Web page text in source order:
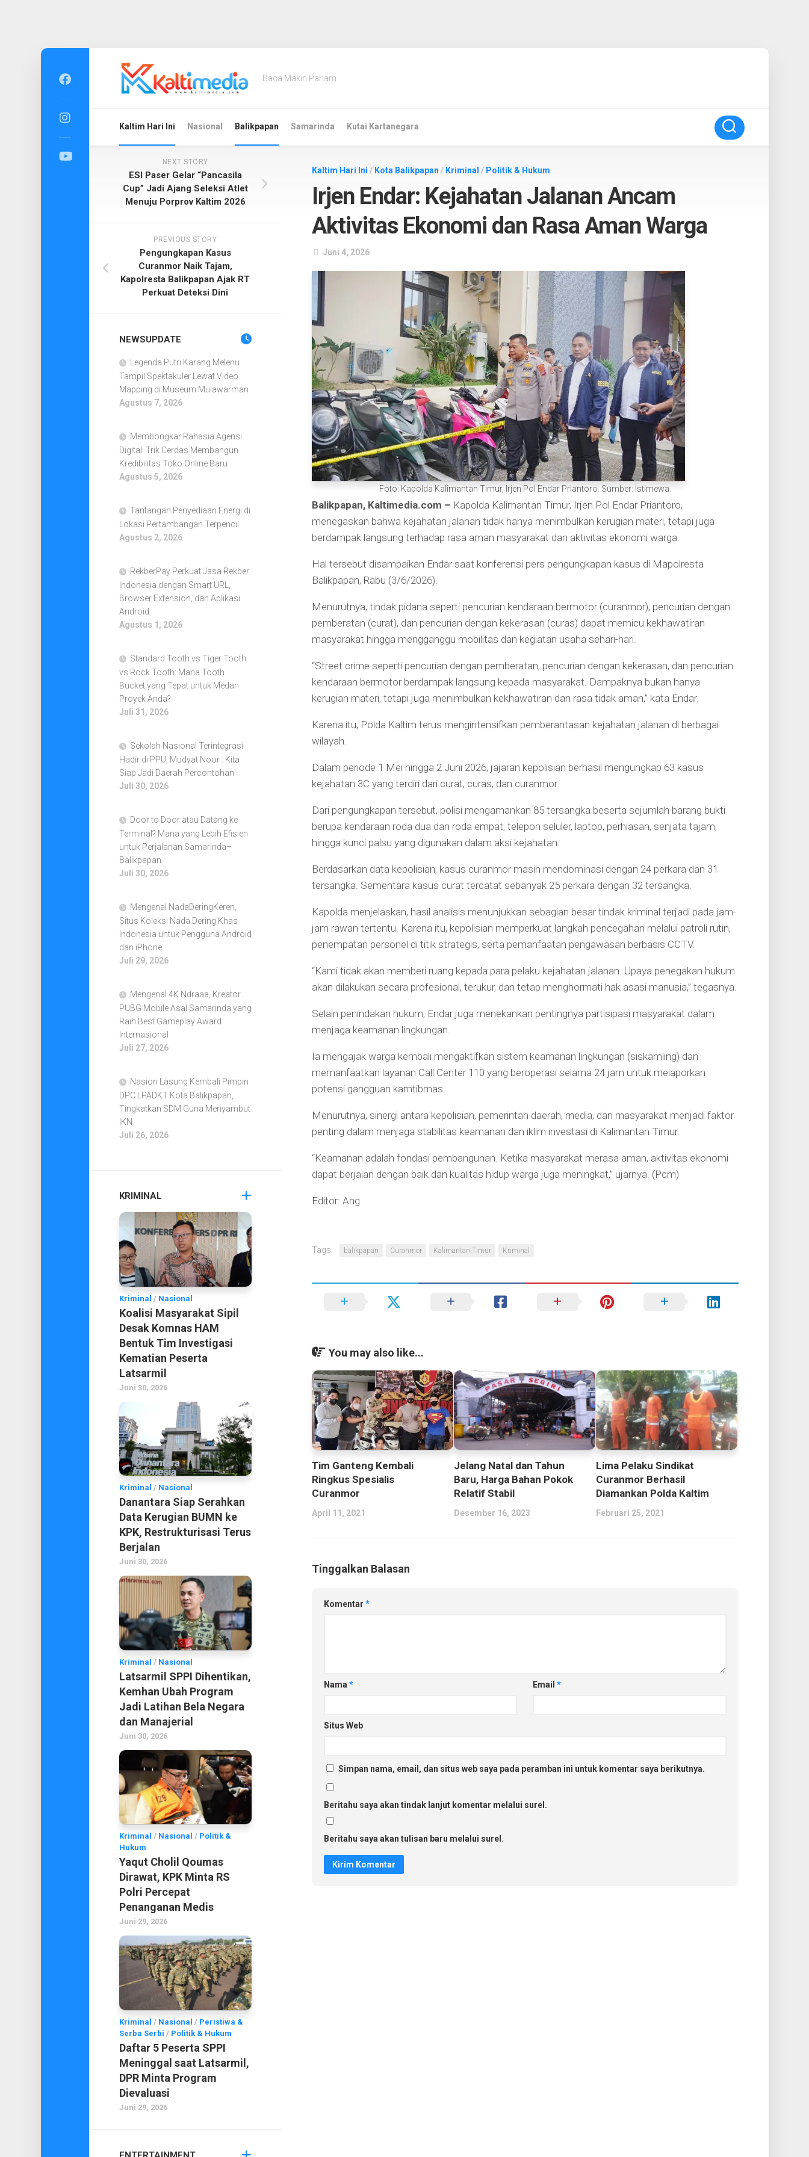
Baca Makin Paham
Kaltim Hari Ini Nasional Balikpapan Samarinda Kutai Kartanegara
Kaltim Hari Ini / Kota Balikpapan / Kriminal / Politik & Hukum
Irjen Endar: Kejahatan Jalanan Ancam
Aktivitas Ekonomi dan Rasa Aman Warga
Juni 4, 2026
Foto: Kapolda Kalimantan Timur, Irjen Pol Endar Priantoro. Sumber: Istimewa.
Balikpapan, Kaltimedia.com – Kapolda Kalimantan Timur, Irjen Pol Endar Priantoro,
menegaskan bahwa kejahatan jalanan tidak hanya menimbulkan kerugian materi, tetapi juga
berdampak langsung terhadap rasa aman masyarakat dan aktivitas ekonomi warga.
Hal tersebut disampaikan Endar saat konferensi pers pengungkapan kasus di Mapolresta
Balikpapan, Rabu (3/6/2026).
Menurutnya, tindak pidana seperti pencurian kendaraan bermotor (curanmor), pencurian dengan
pemberatan (curat), dan pencurian dengan kekerasan (curas) dapat memicu kekhawatiran
masyarakat hingga mengganggu mobilitas dan kegiatan usaha sehari-hari.
“Street crime seperti pencurian dengan pemberatan, pencurian dengan kekerasan, dan pencurian
kendaraan bermotor berdampak langsung kepada masyarakat. Dampaknya bukan hanya
kerugian materi, tetapi juga menimbulkan kekhawatiran dan rasa tidak aman,” kata Endar.
Karena itu, Polda Kaltim terus mengintensifkan pemberantasan kejahatan jalanan di berbagai
wilayah.
Dalam periode 1 Mei hingga 2 Juni 2026, jajaran kepolisian berhasil mengungkap 63 kasus
kejahatan 3C yang terdiri dari curat, curas, dan curanmor.
Dari pengungkapan tersebut, polisi mengamankan 85 tersangka beserta sejumlah barang bukti
berupa kendaraan roda dua dan roda empat, telepon seluler, laptop, perhiasan, senjata tajam,
hingga kunci palsu yang digunakan dalam aksi kejahatan.
Berdasarkan data kepolisian, kasus curanmor masih mendominasi dengan 24 perkara dan 31
tersangka. Sementara kasus curat tercatat sebanyak 25 perkara dengan 32 tersangka.
Kapolda menjelaskan, hasil analisis menunjukkan sebagian besar tindak kriminal terjadi pada jam-
jam rawan tertentu. Karena itu, kepolisian memperkuat langkah pencegahan melalui patroli rutin,
penempatan personel di titik strategis, serta pemanfaatan pengawasan berbasis CCTV.
“Kami tidak akan memberi ruang kepada para pelaku kejahatan jalanan. Upaya penegakan hukum
akan dilakukan secara profesional, terukur, dan tetap menghormati hak asasi manusia,” tegasnya.
Selain penindakan hukum, Endar juga menekankan pentingnya partisipasi masyarakat dalam
menjaga keamanan lingkungan.
Ia mengajak warga kembali mengaktifkan sistem keamanan lingkungan (siskamling) dan
memanfaatkan layanan Call Center 110 yang beroperasi selama 24 jam untuk melaporkan
potensi gangguan kamtibmas.
Menurutnya, sinergi antara kepolisian, pemerintah daerah, media, dan masyarakat menjadi faktor
penting dalam menjaga stabilitas keamanan dan iklim investasi di Kalimantan Timur.
“Keamanan adalah fondasi pembangunan. Ketika masyarakat merasa aman, aktivitas ekonomi
dapat berjalan dengan baik dan kualitas hidup warga juga meningkat,” ujarnya. (Pcm)
Editor: Ang
Tags: balikpapan Curanmor Kalimantan Timur Kriminal
You may also like...
Tim Ganteng Kembali
Ringkus Spesialis
Curanmor
April 11, 2021
Jelang Natal dan Tahun
Baru, Harga Bahan Pokok
Relatif Stabil
Desember 16, 2023
Lima Pelaku Sindikat
Curanmor Berhasil
Diamankan Polda Kaltim
Februari 25, 2021
Tinggalkan Balasan
Komentar *
Nama * Email*
Situs Web
Simpan nama, email, dan situs web saya pada peramban ini untuk komentar saya berikutnya.
Beritahu saya akan tindak lanjut komentar melalui surel.
Beritahu saya akan tulisan baru melalui surel.
NEXT STORY
ESI Paser Gelar “Pancasila
Cup” Jadi Ajang Seleksi Atlet
Menuju Porprov Kaltim 2026
PREVIOUS STORY
Pengungkapan Kasus
Curanmor Naik Tajam,
Kapolresta Balikpapan Ajak RT
Perkuat Deteksi Dini
NEWSUPDATE
Legenda Putri Karang Melenu
Tampil Spektakuler Lewat Video
Mapping di Museum Mulawarman
Agustus 7, 2026
Membongkar Rahasia Agensi
Digital: Trik Cerdas Membangun
Kredibilitas Toko Online Baru
Agustus 5, 2026
Tantangan Penyediaan Energi di
Lokasi Pertambangan Terpencil
Agustus 2, 2026
RekberPay Perkuat Jasa Rekber
Indonesia dengan Smart URL,
Browser Extension, dan Aplikasi
Android
Agustus 1, 2026
Standard Tooth vs Tiger Tooth
vs Rock Tooth: Mana Tooth
Bucket yang Tepat untuk Medan
Proyek Anda?
Juli 31, 2026
Sekolah Nasional Terintegrasi
Hadir di PPU, Mudyat Noor : Kita
Siap Jadi Daerah Percontohan
Juli 30, 2026
Door to Door atau Datang ke
Terminal? Mana yang Lebih Efisien
untuk Perjalanan Samarinda–
Balikpapan
Juli 30, 2026
Mengenal NadaDeringKeren,
Situs Koleksi Nada Dering Khas
Indonesia untuk Pengguna Android
dan iPhone
Juli 29, 2026
Mengenal 4K Ndraaa, Kreator
PUBG Mobile Asal Samarinda yang
Raih Best Gameplay Award
Internasional
Juli 27, 2026
Nasion Lasung Kembali Pimpin
DPC LPADKT Kota Balikpapan,
Tingkatkan SDM Guna Menyambut
IKN
Juli 26, 2026
KRIMINAL
Kriminal / Nasional
Koalisi Masyarakat Sipil
Desak Komnas HAM
Bentuk Tim Investigasi
Kematian Peserta
Latsarmil
Juni 30, 2026
Kriminal / Nasional
Danantara Siap Serahkan
Data Kerugian BUMN ke
KPK, Restrukturisasi Terus
Berjalan
Juni 30, 2026
Kriminal / Nasional
Latsarmil SPPI Dihentikan,
Kemhan Ubah Program
Jadi Latihan Bela Negara
dan Manajerial
Juni 30, 2026
Kriminal / Nasional / Politik &
Hukum
Yaqut Cholil Qoumas
Dirawat, KPK Minta RS
Polri Percepat
Penanganan Medis
Juni 29, 2026
Kriminal / Nasional / Peristiwa &
Serba Serbi / Politik & Hukum
Daftar 5 Peserta SPPI
Meninggal saat Latsarmil,
DPR Minta Program
Dievaluasi
Juni 29, 2026